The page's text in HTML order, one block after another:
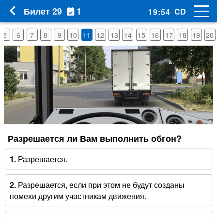
5 6 7 8 9 10 11 12 13 14 15 16 17 18 19 20
Разрешается ли Вам выполнить обгон?
1.Разрешается.
2.Разрешается, если при этом не будут созданы
помехи другим участникам движения.
Билет 29 1 19:53 CD